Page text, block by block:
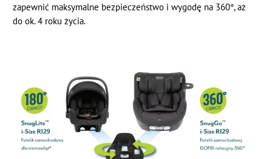
zapewnić maksymalne bezpieczeństwo i wygodę na 360°, aż
do ok. 4 roku życia.